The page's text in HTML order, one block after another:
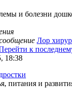
и болезни
Лор
к
18:38
питания и